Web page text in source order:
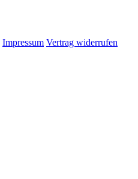
Impressum Vertrag widerrufen